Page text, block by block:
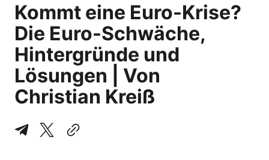
Kommt eine Euro-Krise?
Die Euro-Schwäche,
Hintergründe und
Lösungen | Von
Christian Kreiß